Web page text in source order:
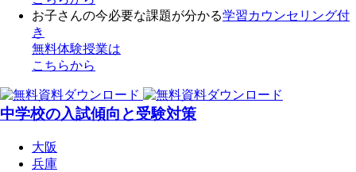
お子さんの今必要な課題が分かる学習カウンセリング付
き
無料体験授業は
こちらから
中学校の入試傾向と受験対策
大阪
兵庫